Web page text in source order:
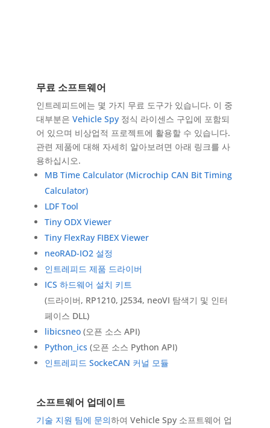
무료 소프트웨어
인트레피드에는 몇 가지 무료 도구가 있습니다. 이 중
대부분은 Vehicle Spy정식 라이센스 구입에 포함되
어 있으며 비상업적 프로젝트에 활용할 수 있습니다.
관련 제품에 대해 자세히 알아보려면 아래 링크를 사
용하십시오.
MB Time Calculator (Microchip CAN Bit Timing
Calculator)
LDF Tool
Tiny ODX Viewer
Tiny FlexRay FIBEX Viewer
neoRAD-IO2 설정
인트레피드 제품 드라이버
ICS 하드웨어 설치 키트
(드라이버, RP1210, J2534, neoVI 탐색기 및 인터
페이스 DLL)
libicsneo(오픈 소스 API)
Python_ics (오픈 소스 Python API)
인트레피드 SockeCAN 커널 모듈
소프트웨어 업데이트
기술 지원 팀에 문의하여 Vehicle Spy 소프트웨어 업